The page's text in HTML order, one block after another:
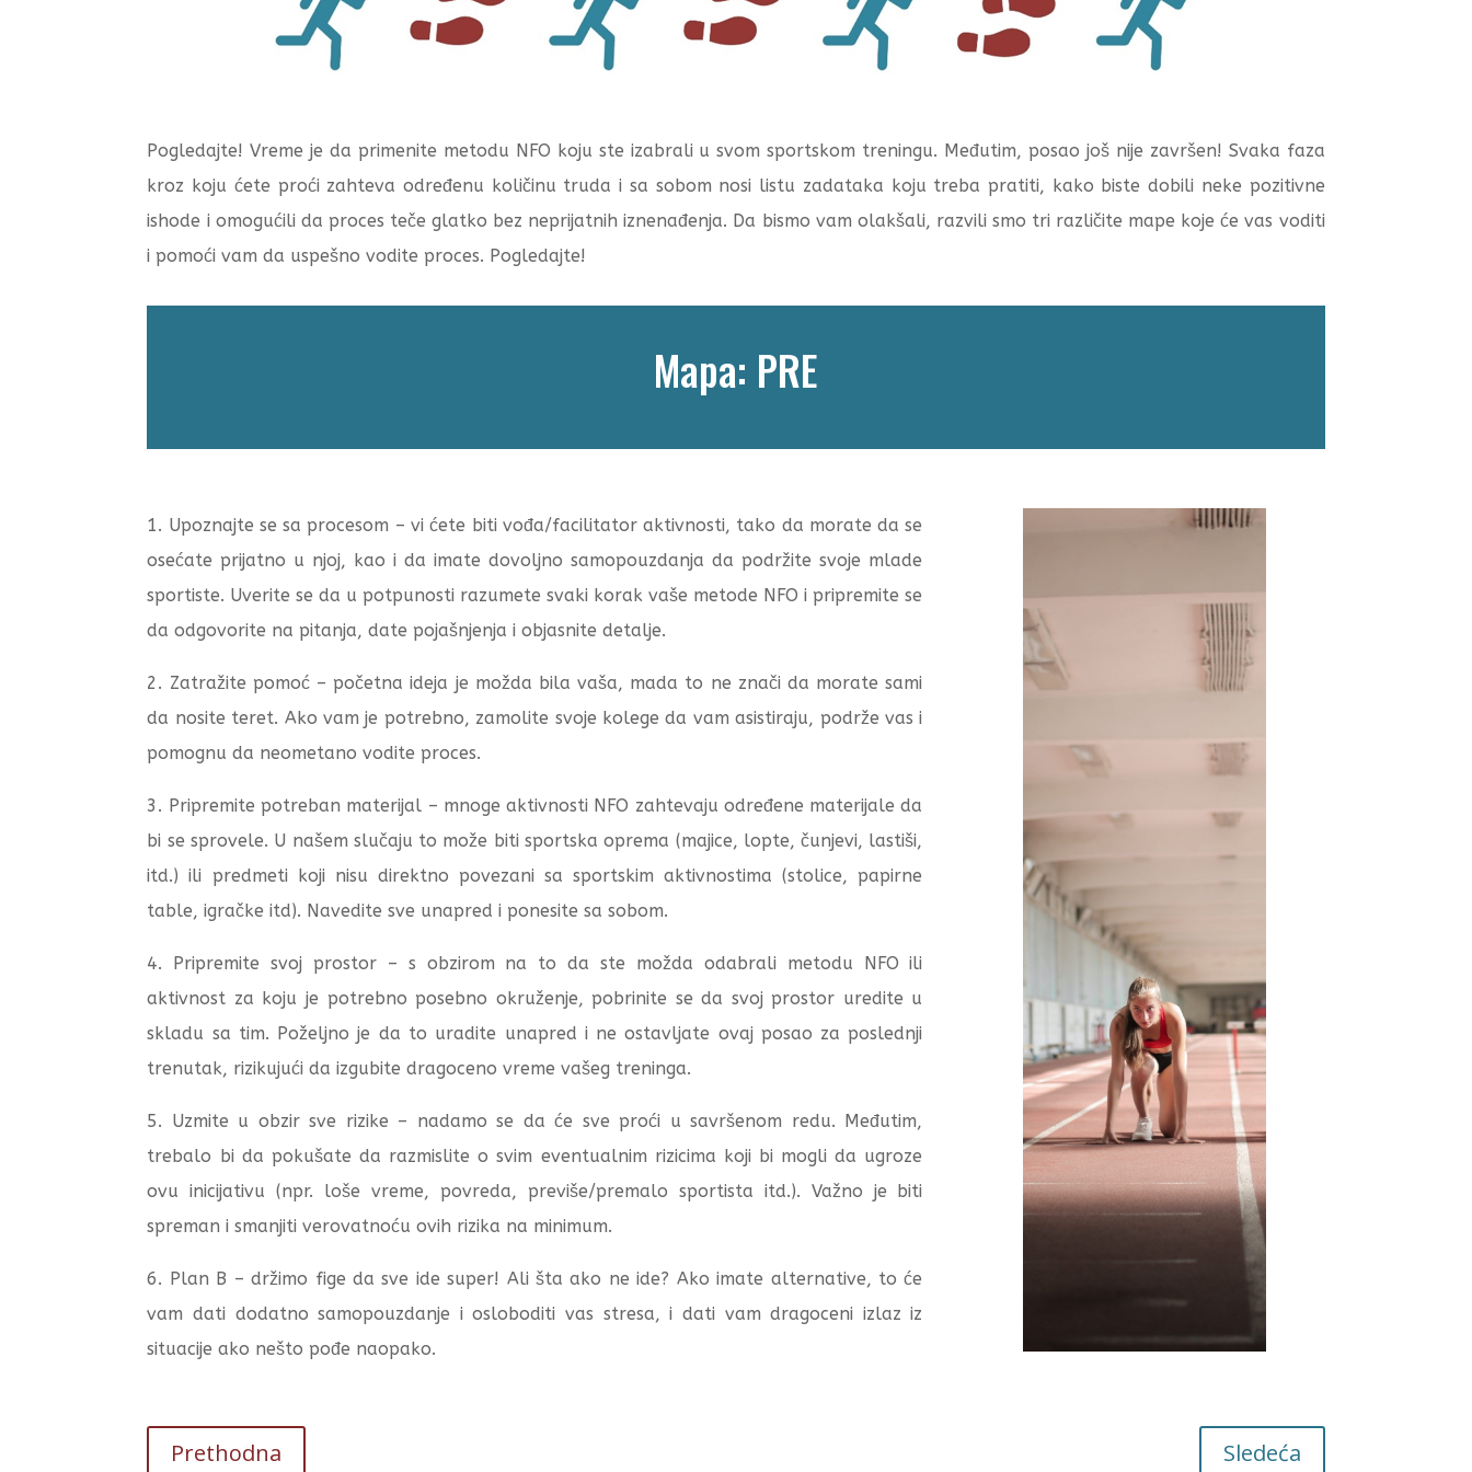
Pogledajte! Vreme je da primenite metodu NFO koju ste izabrali u svom sportskom treningu. Međutim, posao još nije završen! Svaka faza
kroz koju ćete proći zahteva određenu količinu truda i sa sobom nosi listu zadataka koju treba pratiti, kako biste dobili neke pozitivne
ishode i omogućili da proces teče glatko bez neprijatnih iznenađenja. Da bismo vam olakšali, razvili smo tri različite mape koje će vas voditi
i pomoći vam da uspešno vodite proces. Pogledajte!
Mapa: PRE
1. Upoznajte se sa procesom – vi ćete biti vođa/facilitator aktivnosti, tako da morate da se
osećate prijatno u njoj, kao i da imate dovoljno samopouzdanja da podržite svoje mlade
sportiste. Uverite se da u potpunosti razumete svaki korak vaše metode NFO i pripremite se
da odgovorite na pitanja, date pojašnjenja i objasnite detalje.
2. Zatražite pomoć – početna ideja je možda bila vaša, mada to ne znači da morate sami
da nosite teret. Ako vam je potrebno, zamolite svoje kolege da vam asistiraju, podrže vas i
pomognu da neometano vodite proces.
3. Pripremite potreban materijal – mnoge aktivnosti NFO zahtevaju određene materijale da
bi se sprovele. U našem slučaju to može biti sportska oprema (majice, lopte, čunjevi, lastiši,
itd.) ili predmeti koji nisu direktno povezani sa sportskim aktivnostima (stolice, papirne
table, igračke itd). Navedite sve unapred i ponesite sa sobom.
4. Pripremite svoj prostor – s obzirom na to da ste možda odabrali metodu NFO ili
aktivnost za koju je potrebno posebno okruženje, pobrinite se da svoj prostor uredite u
skladu sa tim. Poželjno je da to uradite unapred i ne ostavljate ovaj posao za poslednji
trenutak, rizikujući da izgubite dragoceno vreme vašeg treninga.
5. Uzmite u obzir sve rizike – nadamo se da će sve proći u savršenom redu. Međutim,
trebalo bi da pokušate da razmislite o svim eventualnim rizicima koji bi mogli da ugroze
ovu inicijativu (npr. loše vreme, povreda, previše/premalo sportista itd.). Važno je biti
spreman i smanjiti verovatnoću ovih rizika na minimum.
6. Plan B – držimo fige da sve ide super! Ali šta ako ne ide? Ako imate alternative, to će
vam dati dodatno samopouzdanje i osloboditi vas stresa, i dati vam dragoceni izlaz iz
situacije ako nešto pođe naopako.
Prethodna Sledeća